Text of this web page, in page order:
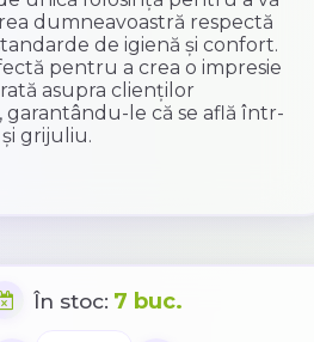
dumneavoastră respectă
de igienă și confort.
pentru a crea o impresie
asupra clienților
garantându-le că se află într-
grijuliu.
În stoc: 7 buc.